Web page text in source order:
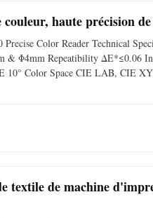
haute précision
Color Reader Technical
& Φ4mm Repeatibility ΔE*≤0.06
10° Color Space CIE LAB, CIE
ΔE*Hunter Displayed Data
textile de machine